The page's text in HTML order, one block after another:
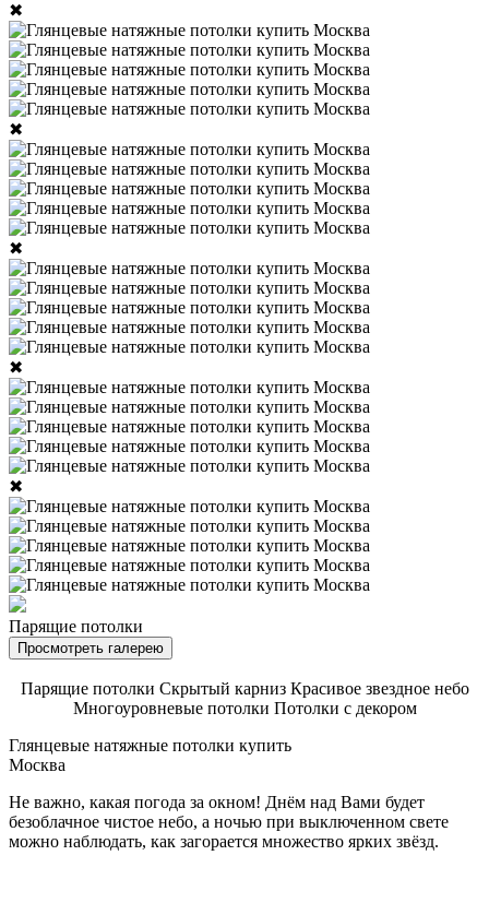
✖
✖
✖
✖
✖
Парящие потолки
Просмотреть галерею
Парящие потолки Скрытый карниз Красивое звездное небо
Многоуровневые потолки Потолки с декором
Глянцевые натяжные потолки купить
Москва
Не важно, какая погода за окном! Днём над Вами будет
безоблачное чистое небо, а ночью при выключенном свете
можно наблюдать, как загорается множество ярких звёзд.